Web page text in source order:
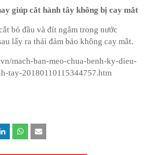
giúp cắt hành tây không bị cay mắt
bỏ đầu và đít ngâm trong nước
lấy ra thái đảm bảo không cay mắt.
mach-ban-meo-chua-benh-ky-dieu-
tay-20180110115344757.htm